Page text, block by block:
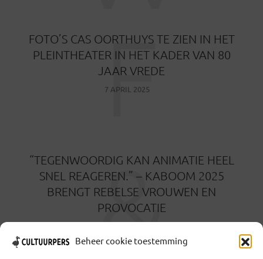
Beheer cookie toestemming
FOTO’S CAS OORTHUYS TE ZIEN IN HET
PLEINTHEATER IN HET KADER VAN 80
JAAR VREDE
7 APRIL 2025
F
“TEGENWOORDIG KAN ANIMATIE HEEL
SNEL REAGEREN.” – KABOOM 2025
BRENGT REBELSE VROUWEN EN
PROVOCATIE
&